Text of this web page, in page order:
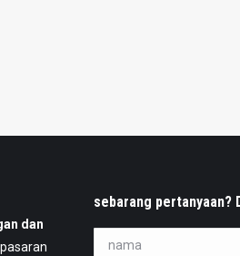
dan
sebarang pertanyaan?
nama *